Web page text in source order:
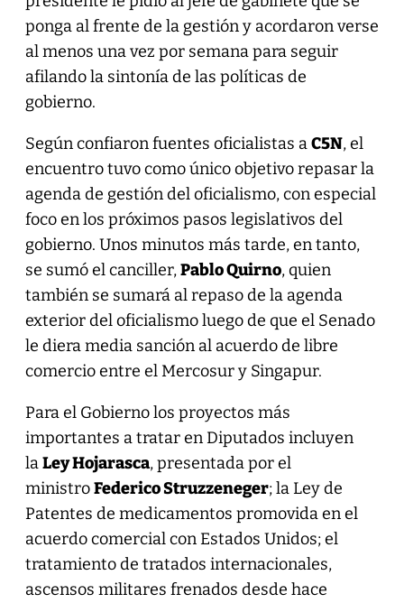
ponga al frente de la gestión y acordaron verse
al menos una vez por semana para seguir
afilando la sintonía de las políticas de
gobierno.
Según confiaron fuentes oficialistas aC5N, el
encuentro tuvo como único objetivo repasar la
agenda de gestión del oficialismo, con especial
foco en los próximos pasos legislativos del
gobierno. Unos minutos más tarde, en tanto,
se sumó el canciller,Pablo Quirno, quien
también se sumará al repaso de la agenda
exterior del oficialismo luego de que el Senado
le diera media sanción al acuerdo de libre
comercio entre el Mercosur y Singapur.
Para el Gobierno los proyectos más
importantes a tratar en Diputados incluyen
laLey Hojarasca, presentada por el
ministroFederico Struzzeneger; la Ley de
Patentes de medicamentos promovida en el
acuerdo comercial con Estados Unidos; el
tratamiento de tratados internacionales,
ascensos militares frenados desde hace